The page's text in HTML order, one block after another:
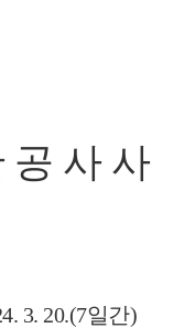
공 사 사
3. 20.(7일간)